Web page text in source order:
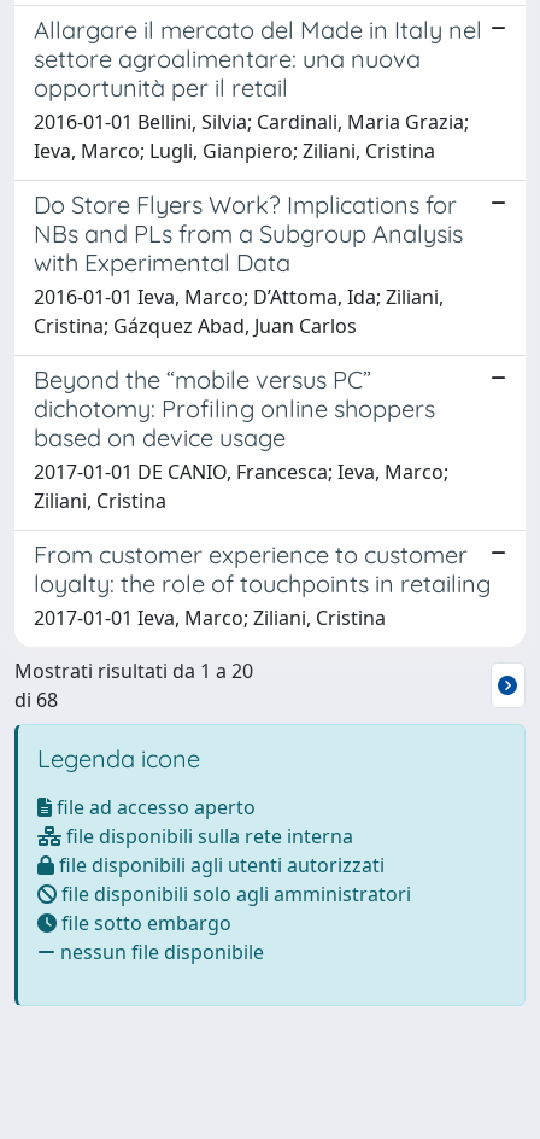
Allargare il mercato del Made in Italy nel
settore agroalimentare: una nuova
opportunità per il retail
2016-01-01 Bellini, Silvia; Cardinali, Maria Grazia;
Ieva, Marco; Lugli, Gianpiero; Ziliani, Cristina
Do Store Flyers Work? Implications for
NBs and PLs from a Subgroup Analysis
with Experimental Data
2016-01-01 Ieva, Marco; D’Attoma, Ida; Ziliani,
Cristina; Gázquez Abad, Juan Carlos
Beyond the “mobile versus PC”
dichotomy: Profiling online shoppers
based on device usage
2017-01-01 DE CANIO, Francesca; Ieva, Marco;
Ziliani, Cristina
From customer experience to customer
loyalty: the role of touchpoints in retailing
2017-01-01 Ieva, Marco; Ziliani, Cristina
Mostrati risultati da 1 a 20
di 68
Legenda icone
file ad accesso aperto
file disponibili sulla rete interna
file disponibili agli utenti autorizzati
file disponibili solo agli amministratori
file sotto embargo
nessun file disponibile